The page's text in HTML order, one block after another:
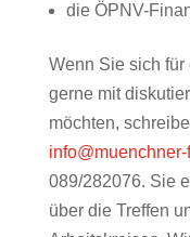
die ÖPNV-
Wenn Sie sich
gerne mit
möchten,
089/282076. Sie
über die Treffen